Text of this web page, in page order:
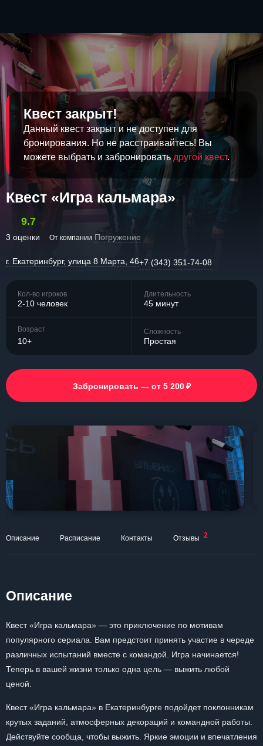
Квест закрыт!
Данный квест закрыт и не доступен для
бронирования. Но не расстраивайтесь! Вы
можете выбрать и забронировать другой квест.
Квест «Игра кальмара»
9.7
3 оценки От компании Погружение
г. Екатеринбург, улица 8 Марта, 46+7 (343) 351-74-08
Кол-во игроков
2-10 человек
Длительность
45 минут
Возраст
10+
Сложность
Простая
Забронировать — от 5 200 ₽
Описание Расписание Контакты Отзывы 2
Описание
Квест «Игра кальмара» — это приключение по мотивам
популярного сериала. Вам предстоит принять участие в череде
различных испытаний вместе с командой. Игра начинается!
Теперь в вашей жизни только одна цель — выжить любой
ценой.
Квест «Игра кальмара» в Екатеринбурге подойдет поклонникам
крутых заданий, атмосферных декораций и командной работы.
Действуйте сообща, чтобы выжить. Яркие эмоции и впечатления